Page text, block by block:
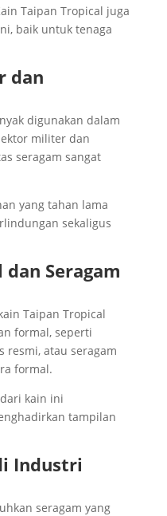
Taipan Tropical juga
baik untuk tenaga
dan
digunakan dalam
militer dan
seragam sangat
yang tahan lama
sekaligus
Seragam
Taipan Tropical
formal, seperti
resmi, atau seragam
formal.
kain ini
tampilan
Industri
seragam yang